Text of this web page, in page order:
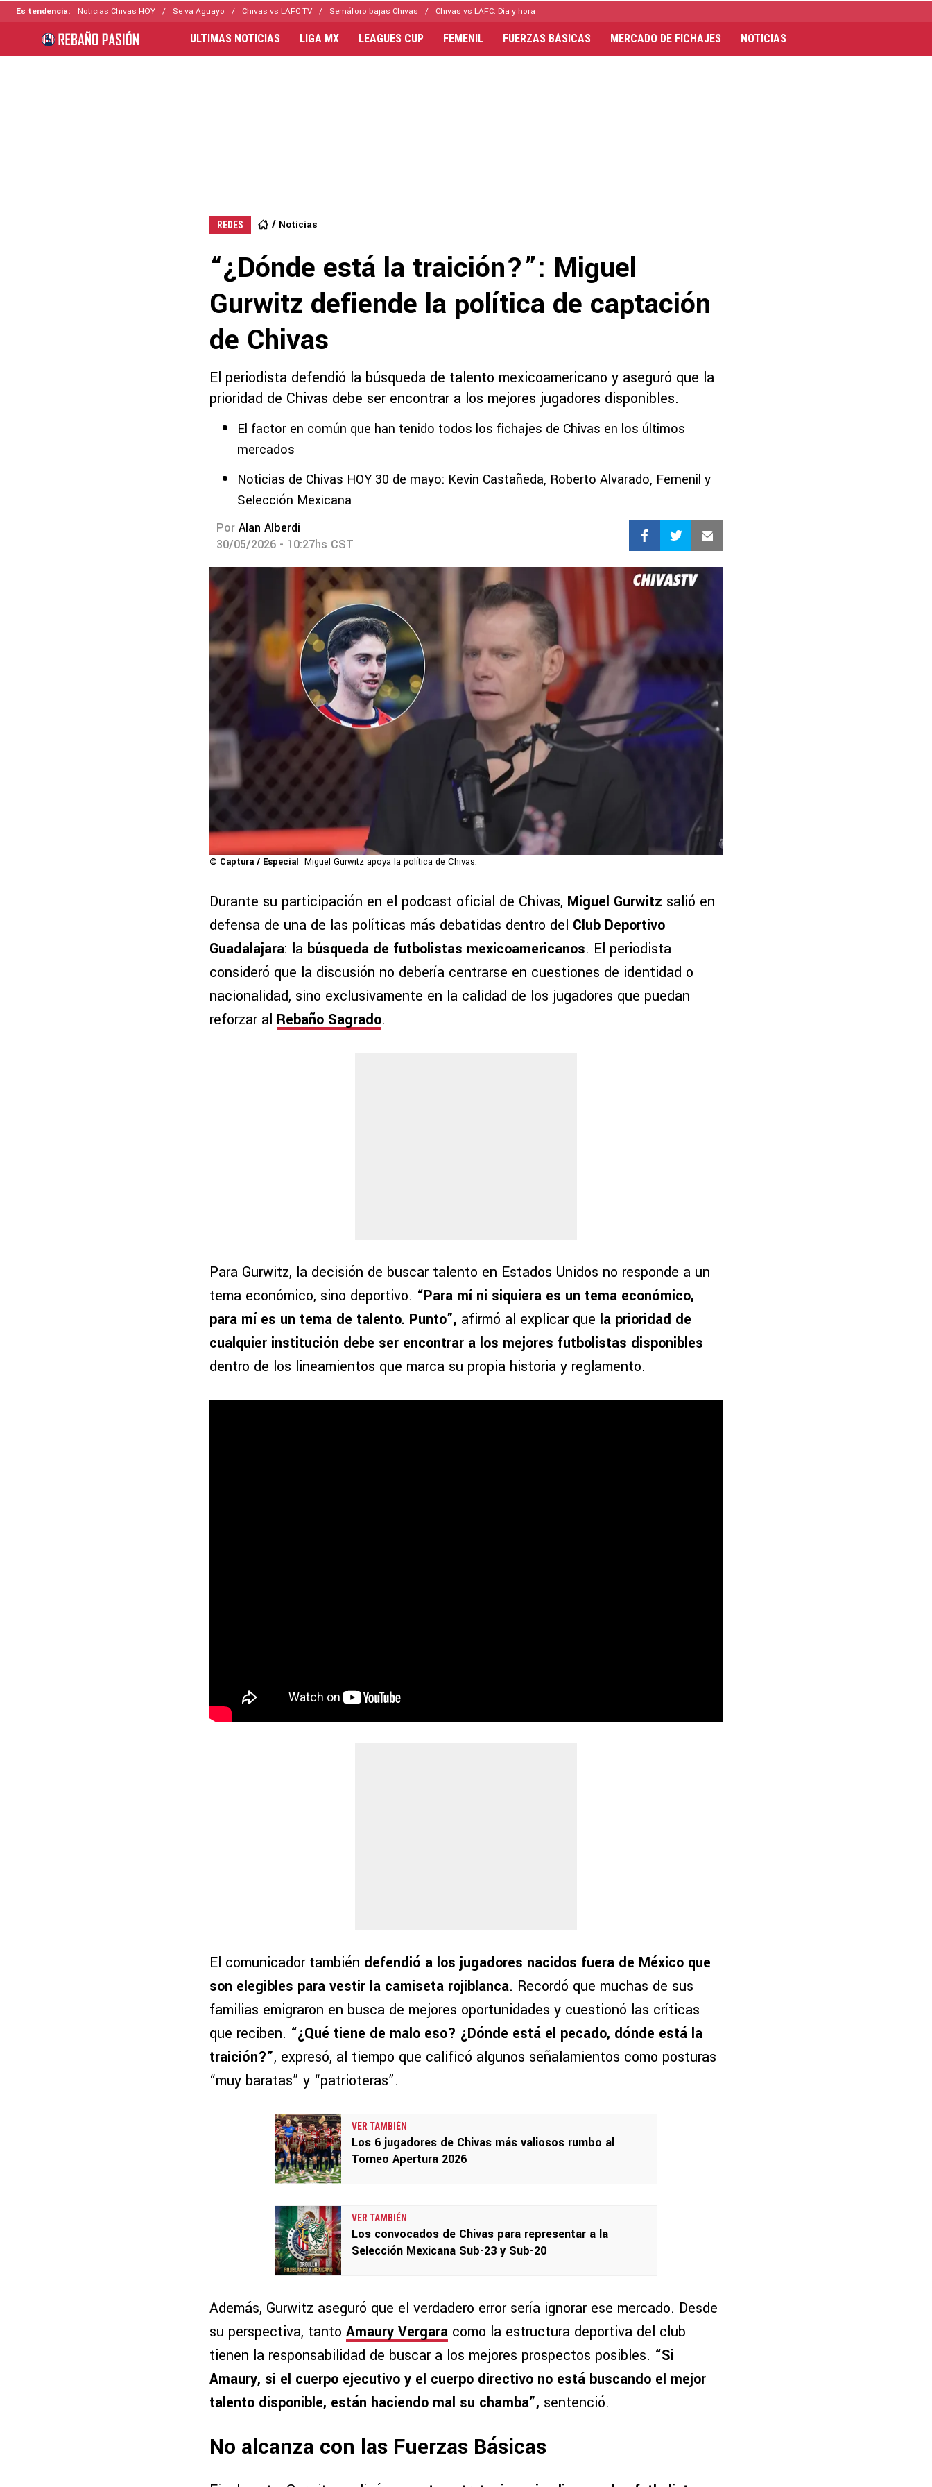
Es tendencia: Noticias Chivas HOY Se va Aguayo Chivas vs LAFC TV Semáforo bajas Chivas Chivas vs LAFC: Día y hora
ULTIMAS NOTICIAS LIGA MX LEAGUES CUP FEMENIL FUERZAS BÁSICAS MERCADO DE FICHAJES NOTICIAS
REDES Noticias
“¿Dónde está la traición?”: Miguel
Gurwitz defiende la política de captación
de Chivas
El periodista defendió la búsqueda de talento mexicoamericano y aseguró que la
prioridad de Chivas debe ser encontrar a los mejores jugadores disponibles.
El factor en común que han tenido todos los fichajes de Chivas en los últimos
mercados
Noticias de Chivas HOY 30 de mayo: Kevin Castañeda, Roberto Alvarado, Femenil y
Selección Mexicana
Por Alan Alberdi
30/05/2026 - 10:27hs CST
© Captura / Especial Miguel Gurwitz apoya la política de Chivas.
Durante su participación en el podcast oficial de Chivas, Miguel Gurwitz salió en
defensa de una de las políticas más debatidas dentro del Club Deportivo
Guadalajara: la búsqueda de futbolistas mexicoamericanos. El periodista
consideró que la discusión no debería centrarse en cuestiones de identidad o
nacionalidad, sino exclusivamente en la calidad de los jugadores que puedan
reforzar al Rebaño Sagrado.
Para Gurwitz, la decisión de buscar talento en Estados Unidos no responde a un
tema económico, sino deportivo. “Para mí ni siquiera es un tema económico,
para mí es un tema de talento. Punto”, afirmó al explicar que la prioridad de
cualquier institución debe ser encontrar a los mejores futbolistas disponibles
dentro de los lineamientos que marca su propia historia y reglamento.
El comunicador también defendió a los jugadores nacidos fuera de México que
son elegibles para vestir la camiseta rojiblanca. Recordó que muchas de sus
familias emigraron en busca de mejores oportunidades y cuestionó las críticas
que reciben. “¿Qué tiene de malo eso? ¿Dónde está el pecado, dónde está la
traición?”, expresó, al tiempo que calificó algunos señalamientos como posturas
“muy baratas” y “patrioteras”.
VER TAMBIÉN
Los 6 jugadores de Chivas más valiosos rumbo al
Torneo Apertura 2026
VER TAMBIÉN
Los convocados de Chivas para representar a la
Selección Mexicana Sub-23 y Sub-20
Además, Gurwitz aseguró que el verdadero error sería ignorar ese mercado. Desde
su perspectiva, tanto Amaury Vergara como la estructura deportiva del club
tienen la responsabilidad de buscar a los mejores prospectos posibles. “Si
Amaury, si el cuerpo ejecutivo y el cuerpo directivo no está buscando el mejor
talento disponible, están haciendo mal su chamba”, sentenció.
No alcanza con las Fuerzas Básicas